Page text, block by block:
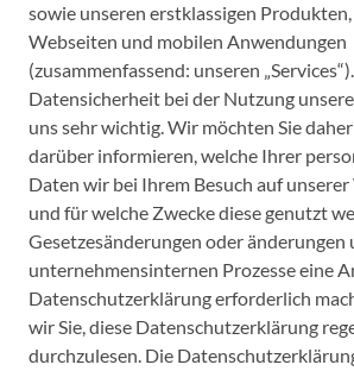
sowie unseren erstklassigen
Webseiten und mobilen Anwendungen
(zusammenfassend: unseren
Datensicherheit bei der Nutzung
uns sehr wichtig. Wir möchten Sie
darüber informieren, welche Ihrer
Daten wir bei Ihrem Besuch auf
und für welche Zwecke diese genutzt
Gesetzesänderungen oder änderungen
unternehmensinternen Prozesse eine
Datenschutzerklärung erforderlich
wir Sie, diese Datenschutzerklärung
durchzulesen. Die